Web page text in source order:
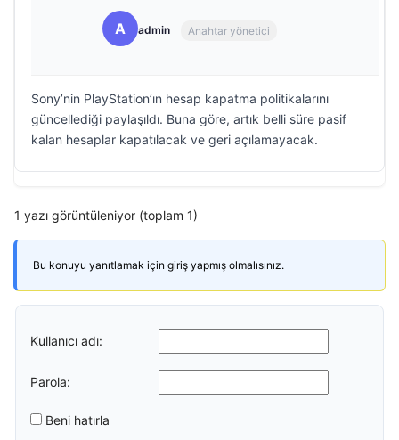
A admin Anahtar yönetici
Sony’nin PlayStation’ın hesap kapatma politikalarını
güncellediği paylaşıldı. Buna göre, artık belli süre pasif
kalan hesaplar kapatılacak ve geri açılamayacak.
1 yazı görüntüleniyor (toplam 1)
Bu konuyu yanıtlamak için giriş yapmış olmalısınız.
Kullanıcı adı:
Parola:
Beni hatırla